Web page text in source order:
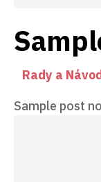
Rady a
Sample post